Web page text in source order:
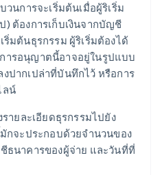
วนการจะเริ่มต้นเมื่อผู้ริเริ่ม
ต้องการเก็บเงินจากบัญชี
ริ่มต้นธุรกรรม ผู้ริเริ่มต้องได้
ารอนุญาตนี้อาจอยู่ในรูปแบบ
ปากเปล่าที่บันทึกไว้ หรือการ
ลน์
รายละเอียดธุรกรรมไปยัง
มักจะประกอบด้วยจํานวนของ
ธนาคารของผู้จ่าย และวันที่ที่